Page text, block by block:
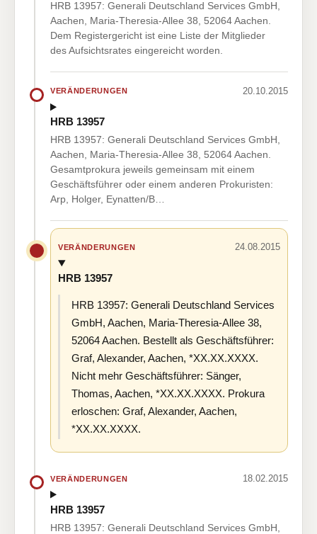
HRB 13957: Generali Deutschland Services GmbH,
Aachen, Maria-Theresia-Allee 38, 52064 Aachen.
Dem Registergericht ist eine Liste der Mitglieder
des Aufsichtsrates eingereicht worden.
VERÄNDERUNGEN 20.10.2015
HRB 13957
HRB 13957: Generali Deutschland Services GmbH,
Aachen, Maria-Theresia-Allee 38, 52064 Aachen.
Gesamtprokura jeweils gemeinsam mit einem
Geschäftsführer oder einem anderen Prokuristen:
Arp, Holger, Eynatten/B…
VERÄNDERUNGEN 24.08.2015
HRB 13957
HRB 13957: Generali Deutschland Services
GmbH, Aachen, Maria-Theresia-Allee 38,
52064 Aachen. Bestellt als Geschäftsführer:
Graf, Alexander, Aachen, *XX.XX.XXXX.
Nicht mehr Geschäftsführer: Sänger,
Thomas, Aachen, *XX.XX.XXXX. Prokura
erloschen: Graf, Alexander, Aachen,
*XX.XX.XXXX.
VERÄNDERUNGEN 18.02.2015
HRB 13957
HRB 13957: Generali Deutschland Services GmbH,